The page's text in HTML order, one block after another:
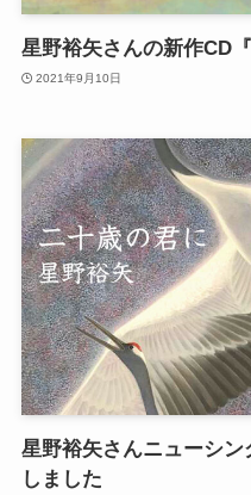
星野裕矢さんの新作CD
2021年9月10日
星野裕矢さんニューシ
しました